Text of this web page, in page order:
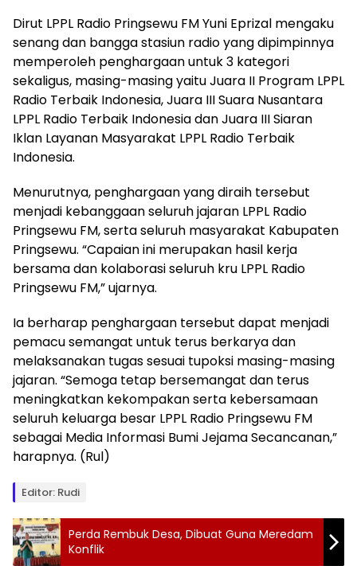
Dirut LPPL Radio Pringsewu FM Yuni Eprizal mengaku
senang dan bangga stasiun radio yang dipimpinnya
memperoleh penghargaan untuk 3 kategori
sekaligus, masing-masing yaitu Juara II Program LPPL
Radio Terbaik Indonesia, Juara III Suara Nusantara
LPPL Radio Terbaik Indonesia dan Juara III Siaran
Iklan Layanan Masyarakat LPPL Radio Terbaik
Indonesia.
Menurutnya, penghargaan yang diraih tersebut
menjadi kebanggaan seluruh jajaran LPPL Radio
Pringsewu FM, serta seluruh masyarakat Kabupaten
Pringsewu. “Capaian ini merupakan hasil kerja
bersama dan kolaborasi seluruh kru LPPL Radio
Pringsewu FM,” ujarnya.
Ia berharap penghargaan tersebut dapat menjadi
pemacu semangat untuk terus berkarya dan
melaksanakan tugas sesuai tupoksi masing-masing
jajaran. “Semoga tetap bersemangat dan terus
meningkatkan kekompakan serta kebersamaan
seluruh keluarga besar LPPL Radio Pringsewu FM
sebagai Media Informasi Bumi Jejama Secancanan,”
harapnya. (Rul)
Editor: Rudi
Perda Rembuk Desa, Dibuat Guna Meredam
Konflik